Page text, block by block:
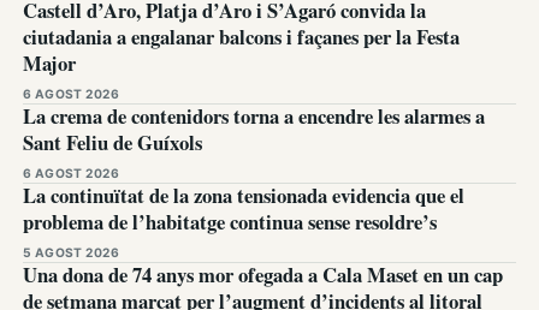
Castell d’Aro, Platja d’Aro i S’Agaró convida la
ciutadania a engalanar balcons i façanes per la Festa
Major
6 AGOST 2026
La crema de contenidors torna a encendre les alarmes a
Sant Feliu de Guíxols
6 AGOST 2026
La continuïtat de la zona tensionada evidencia que el
problema de l’habitatge continua sense resoldre’s
5 AGOST 2026
Una dona de 74 anys mor ofegada a Cala Maset en un cap
de setmana marcat per l’augment d’incidents al litoral